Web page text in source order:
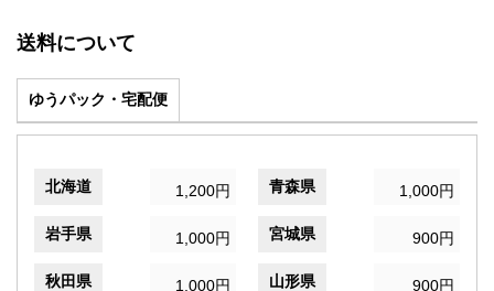
送料について
ゆうパック・宅配便
北海道 1,200円 青森県 1,000円
岩手県 1,000円 宮城県 900円
秋田県 1,000円 山形県 900円